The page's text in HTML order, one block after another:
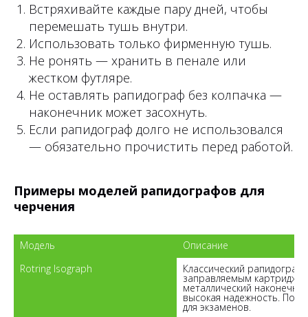
Встряхивайте каждые пару дней, чтобы
перемешать тушь внутри.
Использовать только фирменную тушь.
Не ронять — хранить в пенале или
жестком футляре.
Не оставлять рапидограф без колпачка —
наконечник может засохнуть.
Если рапидограф долго не использовался
— обязательно прочистить перед работой.
Примеры моделей рапидографов для
черчения
Модель
Описание
Rotring Isograph
Классический рапидограф
заправляемым
металлический
высокая надежность.